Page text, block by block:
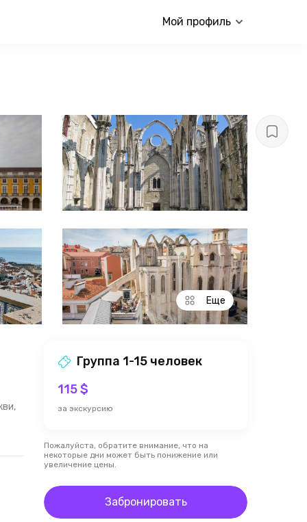
Мой профиль
Еще
Группа 1-15 человек
115 $
за экскурсию
Пожалуйста, обратите внимание, что на
некоторые дни может быть понижение или
увеличение цены.
Забронировать